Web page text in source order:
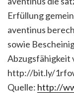
Erfüllung
aventinus
sowie
Abzugsfähigkeit
http://bit.ly/
Quelle: http://